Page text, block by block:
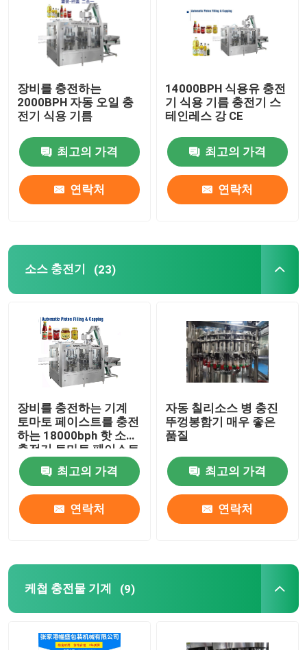
술 충전기
자동적인 모자를 씌우는 기계
음료 충전물 기계
병 충전물 기계
마요네즈 충전기
잼 충전기
모터 유 충전기
액비 충전기
액체 세제 충전물 기계
장비를 충전하는
2000BPH 자동 오일 충
전기 식용 기름
최고의 가격
연락처
14000BPH 식용유 충전
기 식용 기름 충전기 스
테인레스 강 CE
최고의 가격
연락처
소스 충전기 (23)
장비를 충전하는 기계
토마토 페이스트를 충전
하는 18000bph 핫 소스
충전기 토마토 페이스트
최고의 가격
연락처
자동 칠리소스 병 충진
뚜껑봉함기 매우 좋은
품질
최고의 가격
연락처
케첩 충전물 기계 (9)